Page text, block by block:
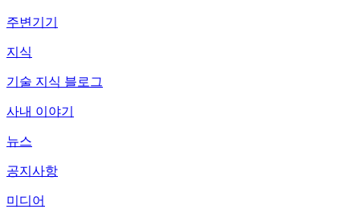
주변기기
지식
기술 지식 블로그
사내 이야기
뉴스
공지사항
미디어